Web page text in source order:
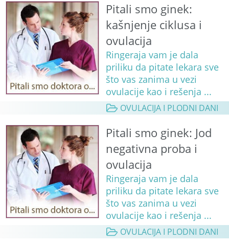
Pitali smo ginek:
kašnjenje ciklusa i
ovulacija
Ringeraja vam je dala
priliku da pitate lekara sve
što vas zanima u vezi
ovulacije kao i rešenja ...
OVULACIJA I PLODNI DANI
Pitali smo ginek: Jod
negativna proba i
ovulacija
Ringeraja vam je dala
priliku da pitate lekara sve
što vas zanima u vezi
ovulacije kao i rešenja ...
OVULACIJA I PLODNI DANI